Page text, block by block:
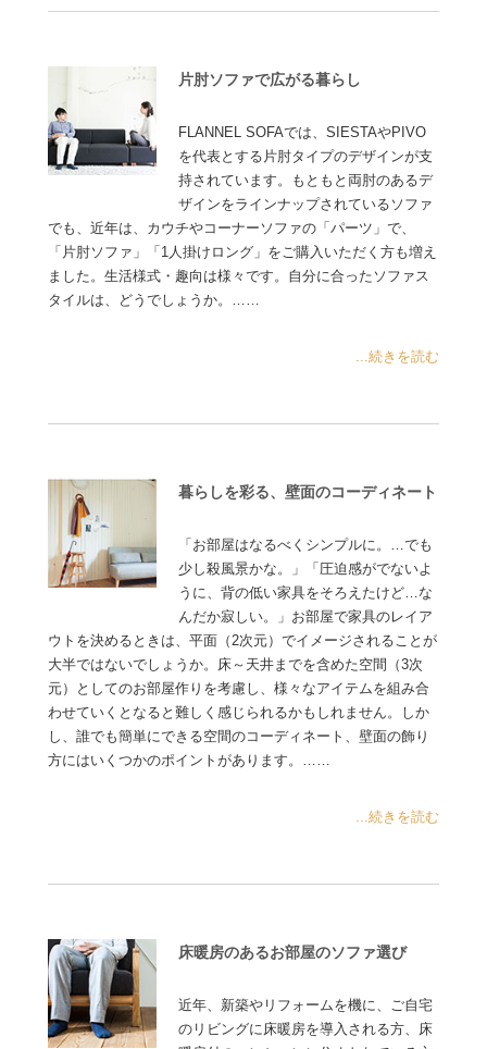
片肘ソファで広がる暮らし
FLANNEL SOFAでは、SIESTAやPIVO
を代表とする片肘タイプのデザインが支
持されています。もともと両肘のあるデ
ザインをラインナップされているソファ
でも、近年は、カウチやコーナーソファの「パーツ」で、
「片肘ソファ」「1人掛けロング」をご購入いただく方も増え
ました。生活様式・趣向は様々です。自分に合ったソファス
タイルは、どうでしょうか。……
...続きを読む
暮らしを彩る、壁面のコーディネート
「お部屋はなるべくシンプルに。…でも
少し殺風景かな。」「圧迫感がでないよ
うに、背の低い家具をそろえたけど…な
んだか寂しい。」お部屋で家具のレイア
ウトを決めるときは、平面（2次元）でイメージされることが
大半ではないでしょうか。床～天井までを含めた空間（3次
元）としてのお部屋作りを考慮し、様々なアイテムを組み合
わせていくとなると難しく感じられるかもしれません。しか
し、誰でも簡単にできる空間のコーディネート、壁面の飾り
方にはいくつかのポイントがあります。……
...続きを読む
床暖房のあるお部屋のソファ選び
近年、新築やリフォームを機に、ご自宅
のリビングに床暖房を導入される方、床